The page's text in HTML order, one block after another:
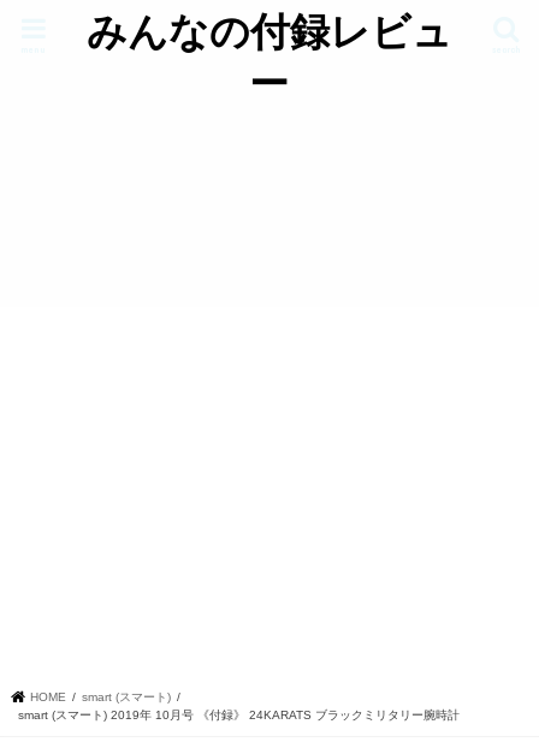
みんなの付録レビュ
ー
HOME
smart (スマート)
smart (スマート) 2019年 10月号 《付録》 24KARATS ブラックミリタリー腕時計